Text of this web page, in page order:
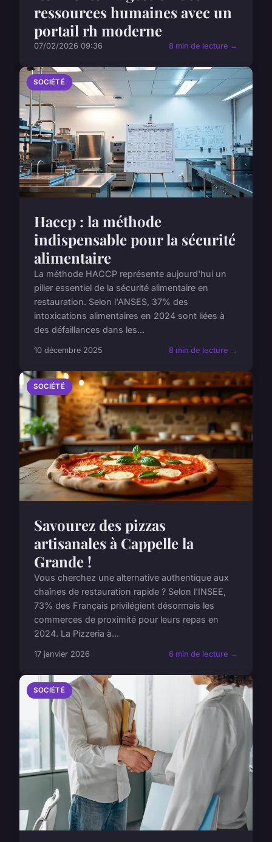
ressources humaines avec un
portail rh moderne
07/02/2026 09:36 8 min de lecture →
SOCIÉTÉ
Haccp : la méthode
indispensable pour la sécurité
alimentaire
La méthode HACCP représente aujourd'hui un
pilier essentiel de la sécurité alimentaire en
restauration. Selon l'ANSES, 37% des
intoxications alimentaires en 2024 sont liées à
des défaillances dans les...
10 décembre 2025 8 min de lecture →
SOCIÉTÉ
Savourez des pizzas
artisanales à Cappelle la
Grande !
Vous cherchez une alternative authentique aux
chaînes de restauration rapide ? Selon l'INSEE,
73% des Français privilégient désormais les
commerces de proximité pour leurs repas en
2024. La Pizzeria à...
17 janvier 2026 6 min de lecture →
SOCIÉTÉ